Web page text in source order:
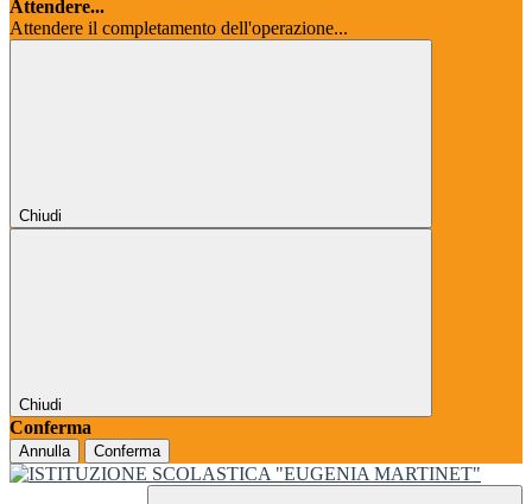
Attendere...
Attendere il completamento dell'operazione...
Chiudi
Chiudi
Conferma
Annulla Conferma